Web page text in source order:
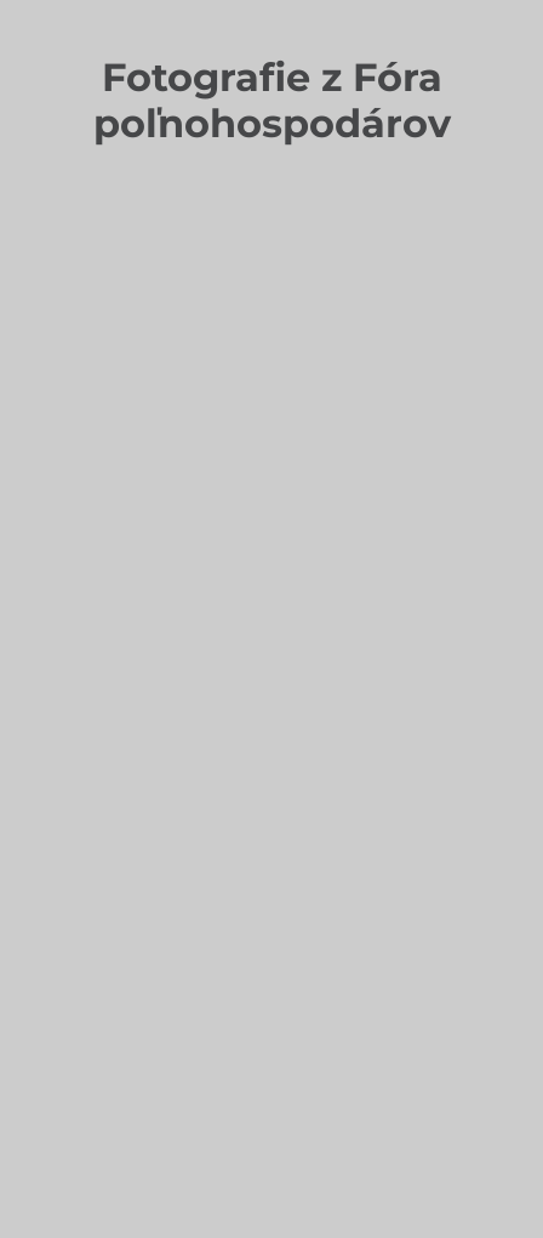
Fotografie z Fóra
poľnohospodárov